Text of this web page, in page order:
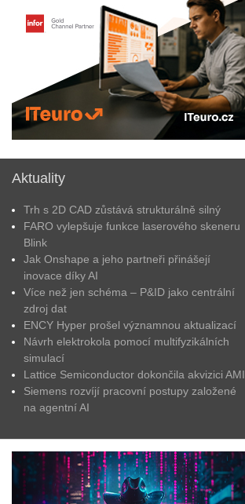
Aktuality
Trh s 2D CAD zůstává strukturálně silný
FARO vylepšuje funkce laserového skeneru
Blink
Jak Onshape a jeho partneři přinášejí
inovace díky AI
Více než jen schéma – P&ID jako centrální
zdroj dat
ENCY Hyper prošel významnou aktualizací
Návrh elektrokola pomocí multifyzikálních
simulací
Lattice Semiconductor dokončila akvizici AMI
Siemens rozvíjí pracovní postupy založené
na agentní AI